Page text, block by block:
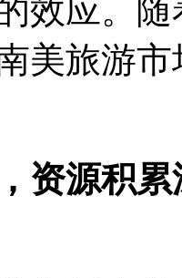
效应。
美旅游
资源积累